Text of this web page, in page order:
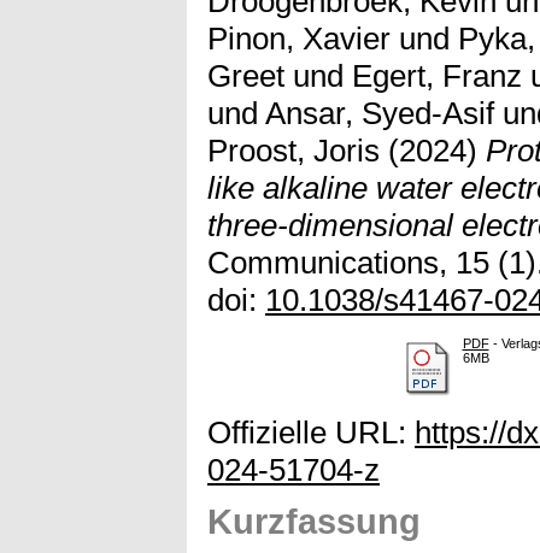
Pinon, Xavier und
Greet und Egert, Franz
und Ansar, Syed-Asif
Proost, Joris (2024)
like alkaline water
three-dimensional
Communications, 15
doi: 10.1038/s41467-
PDF-
6MB
Offizielle URL: https://
024-51704-z
Kurzfassung